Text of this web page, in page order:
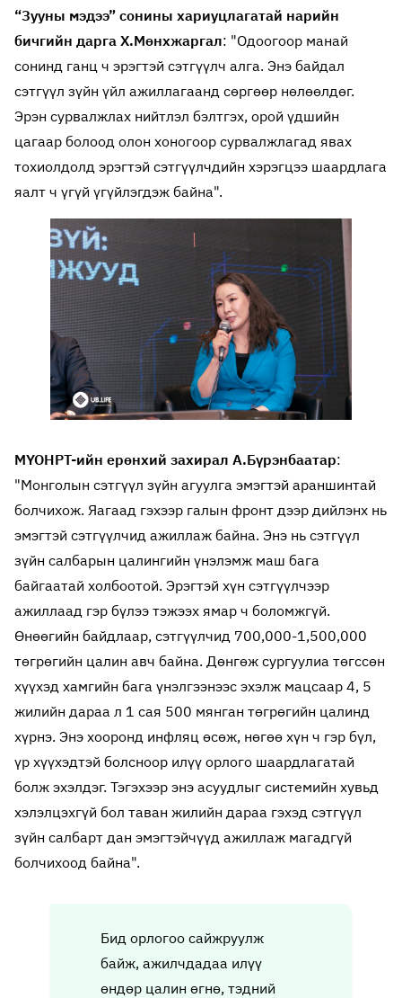
“Зууны мэдээ” сонины хариуцлагатай нарийн
бичгийн дарга Х.Мөнхжаргал: "Одоогоор манай
сонинд ганц ч эрэгтэй сэтгүүлч алга. Энэ байдал
сэтгүүл зүйн үйл ажиллагаанд сөргөөр нөлөөлдөг.
Эрэн сурвалжлах нийтлэл бэлтгэх, орой үдшийн
цагаар болоод олон хоногоор сурвалжлагад явах
тохиолдолд эрэгтэй сэтгүүлчдийн хэрэгцээ шаардлага
яалт ч үгүй үгүйлэгдэж байна".
МҮОНРТ-ийн ерөнхий захирал А.Бүрэнбаатар:
"Монголын сэтгүүл зүйн агуулга эмэгтэй араншинтай
болчихож. Яагаад гэхээр галын фронт дээр дийлэнх нь
эмэгтэй сэтгүүлчид ажиллаж байна. Энэ нь сэтгүүл
зүйн салбарын цалингийн үнэлэмж маш бага
байгаатай холбоотой. Эрэгтэй хүн сэтгүүлчээр
ажиллаад гэр бүлээ тэжээх ямар ч боломжгүй.
Өнөөгийн байдлаар, сэтгүүлчид 700,000-1,500,000
төгрөгийн цалин авч байна. Дөнгөж сургуулиа төгссөн
хүүхэд хамгийн бага үнэлгээнээс эхэлж мацсаар 4, 5
жилийн дараа л 1 сая 500 мянган төгрөгийн цалинд
хүрнэ. Энэ хооронд инфляц өсөж, нөгөө хүн ч гэр бүл,
үр хүүхэдтэй болсноор илүү орлого шаардлагатай
болж эхэлдэг. Тэгэхээр энэ асуудлыг системийн хувьд
хэлэлцэхгүй бол таван жилийн дараа гэхэд сэтгүүл
зүйн салбарт дан эмэгтэйчүүд ажиллаж магадгүй
болчихоод байна".
Бид орлогоо сайжруулж
байж, ажилчдадаа илүү
өндөр цалин өгнө, тэдний